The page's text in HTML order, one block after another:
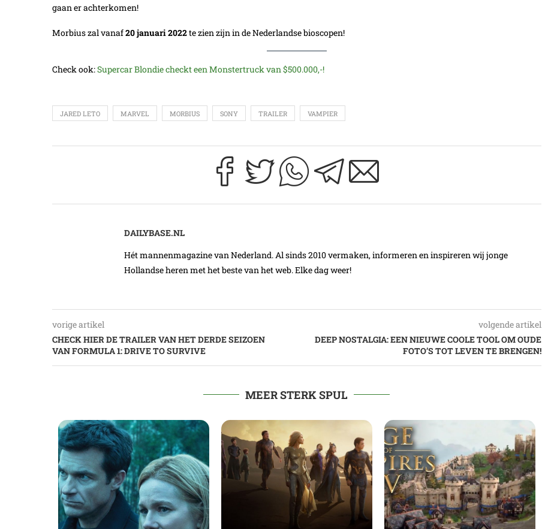
gaan er achterkomen!
Morbius zal vanaf20 januari 2022te zien zijn in de Nederlandse bioscopen!
Check ook:Supercar Blondie checkt een Monstertruck van $500.000,-!
JARED LETO MARVEL MORBIUS SONY TRAILER VAMPIER
DAILYBASE.NL
Hét mannenmagazine van Nederland. Al sinds 2010 vermaken, informeren en inspireren wij jonge
Hollandse heren met het beste van het web. Elke dag weer!
vorige artikel
CHECK HIER DE TRAILER VAN HET DERDE SEIZOEN
VAN FORMULA 1: DRIVE TO SURVIVE
volgende artikel
DEEP NOSTALGIA: EEN NIEUWE COOLE TOOL OM OUDE
FOTO’S TOT LEVEN TE BRENGEN!
MEER STERK SPUL